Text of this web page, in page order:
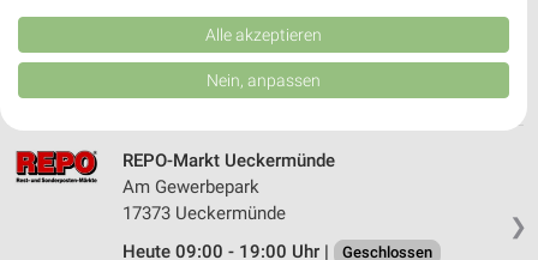
❯
17406 Usedom
Heute 09:00 - 19:00 Uhr | Geschlossen
❯
REPO-Markt Ueckermünde
Am Gewerbepark
17373 Ueckermünde
Heute 09:00 - 19:00 Uhr |
Geschlossen
Kombinationen von Daten aus verschiedenen Quellen. Entwicklung und
Verbesserung der Angebote. Verwendung reduzierter Daten zur Auswahl
von Inhalten.
Daten können außerhalb der Europäischen Union weitergegeben und in die
Website/App.
Partnerliste anzeigen (1 IAB-Anbieter)
Wir nutzen Ihre Daten für folgende Zwecke:
Alle akzeptieren
Nein, anpassen